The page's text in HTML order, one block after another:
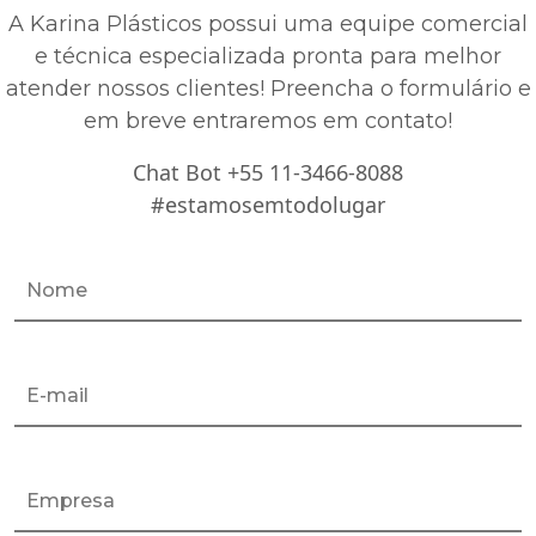
A Karina Plásticos possui uma equipe comercial
e técnica especializada pronta para melhor
atender nossos clientes! Preencha o formulário e
em breve entraremos em contato!
Chat Bot +55 11-3466-8088
#estamosemtodolugar